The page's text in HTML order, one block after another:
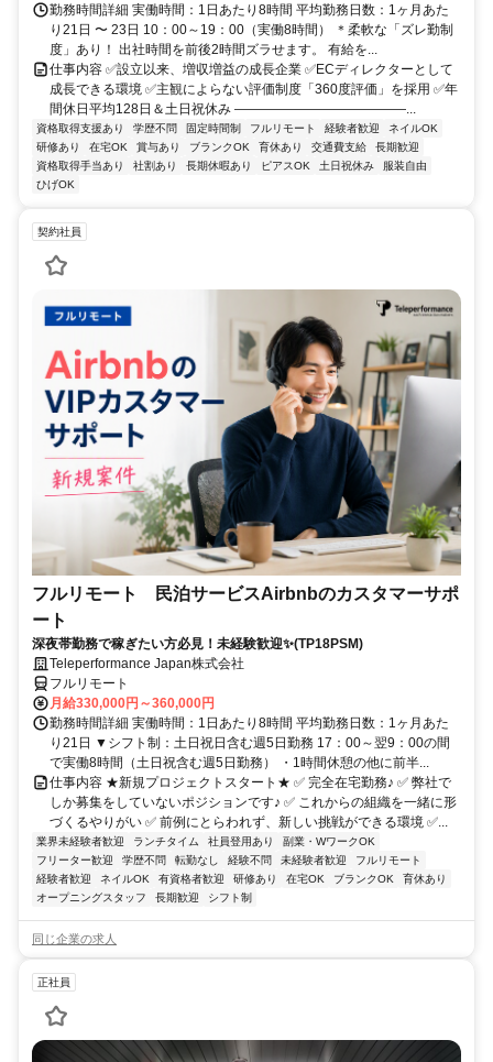
勤務時間詳細 実働時間：1日あたり8時間 平均勤務日数：1ヶ月あた
り21日 〜 23日 10：00～19：00（実働8時間） ＊柔軟な「ズレ勤制
度」あり！ 出社時間を前後2時間ズラせます。 有給を...
仕事内容 ✅設立以来、増収増益の成長企業 ✅ECディレクターとして
成長できる環境 ✅主観によらない評価制度「360度評価」を採用 ✅年
間休日平均128日＆土日祝休み ―――――――――――――...
資格取得支援あり 学歴不問 固定時間制 フルリモート 経験者歓迎
ネイルOK
研修あり
在宅OK 賞与あり ブランクOK 育休あり 交通費支給
長期歓迎
資格取得手当あり
社割あり 長期休暇あり ピアスOK 土日祝休み
服装自由
ひげOK
契約社員
フルリモート 民泊サービスAirbnbのカスタマーサポ
ート
深夜帯勤務で稼ぎたい方必見！未経験歓迎✨(TP18PSM)
Teleperformance Japan株式会社
フルリモート
月給330,000円～360,000円
勤務時間詳細 実働時間：1日あたり8時間 平均勤務日数：1ヶ月あた
り21日 ▼シフト制：土日祝日含む週5日勤務 17：00～翌9：00の間
で実働8時間（土日祝含む週5日勤務） ・1時間休憩の他に前半...
仕事内容 ★新規プロジェクトスタート★ ✅ 完全在宅勤務♪ ✅ 弊社で
しか募集をしていないポジションです♪ ✅ これからの組織を一緒に形
づくるやりがい ✅ 前例にとらわれず、新しい挑戦ができる環境 ✅...
業界未経験者歓迎 ランチタイム 社員登用あり
副業・WワークOK
フリーター歓迎
学歴不問 転勤なし 経験不問 未経験者歓迎
フルリモート
経験者歓迎
ネイルOK 有資格者歓迎 研修あり 在宅OK ブランクOK
育休あり
オープニングスタッフ
長期歓迎 シフト制
同じ企業の求人
正社員